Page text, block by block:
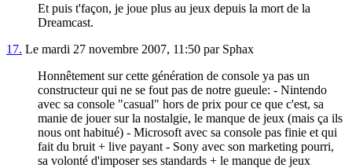
Et puis t'façon, je joue plus au jeux depuis la mort de la
Dreamcast.
17. Le mardi 27 novembre 2007, 11:50 par Sphax
Honnêtement sur cette génération de console ya pas un
constructeur qui ne se fout pas de notre gueule: - Nintendo
avec sa console "casual" hors de prix pour ce que c'est, sa
manie de jouer sur la nostalgie, le manque de jeux (mais ça ils
nous ont habitué) - Microsoft avec sa console pas finie et qui
fait du bruit + live payant - Sony avec son marketing pourri,
sa volonté d'imposer ses standards + le manque de jeux